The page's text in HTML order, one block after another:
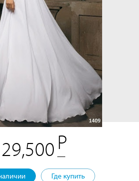
29,500
Где купить